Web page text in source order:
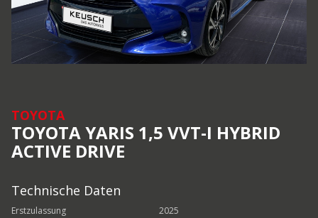
TOYOTA
TOYOTA YARIS 1,5 VVT-I HYBRID
ACTIVE DRIVE
Technische Daten
Erstzulassung
2025